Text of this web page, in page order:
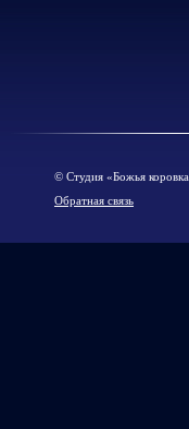
© Cтудия «Божья
Обратная связь